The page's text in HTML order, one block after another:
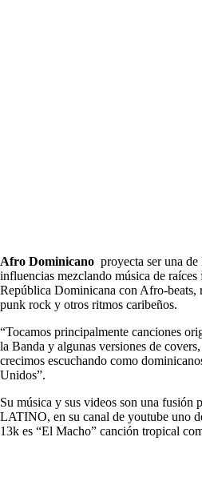
Afro Dominicano proyecta ser una de
influencias mezclando música de
República Dominicana con Afro-beats,
punk rock y otros ritmos caribeños.
“Tocamos principalmente canciones
la Banda y algunas versiones de
crecimos escuchando como
Unidos”.
Su música y sus videos son una fusión
LATINO, en su canal de youtube uno
13k es “El Macho” canción tropical